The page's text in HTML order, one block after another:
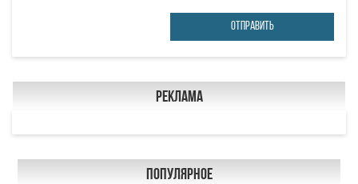
ОТПРАВИТЬ
Реклама
Популярное